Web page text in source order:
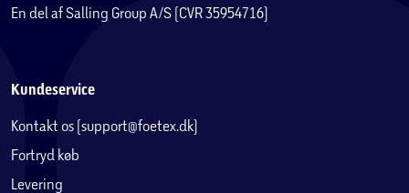
holde længe, skal du følge disse enkle plejeinstruktioner:
undgå termisk chok.
En del af Salling Group A/S (CVR 35954716)
Kundeservice
Kontakt os (support@foetex.dk)
Fortryd køb
Levering